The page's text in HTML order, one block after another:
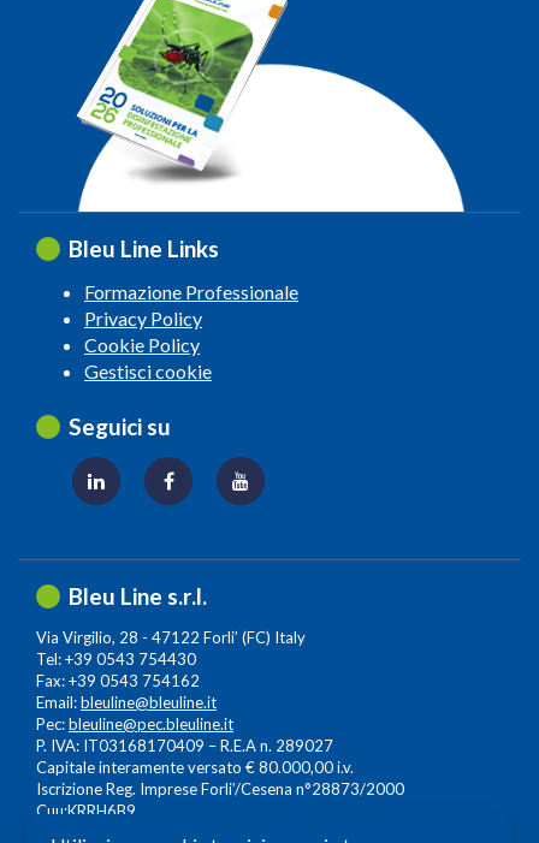
Bleu Line Links
Formazione Professionale
Privacy Policy
Cookie Policy
Gestisci cookie
Seguici su
Bleu Line s.r.l.
Via Virgilio, 28 - 47122 Forli’ (FC) Italy
Tel: +39 0543 754430
Fax: +39 0543 754162
Email:bleuline@bleuline.it
Pec:bleuline@pec.bleuline.it
P. IVA: IT03168170409 – R.E.A n. 289027
Capitale interamente versato € 80.000,00 i.v.
Iscrizione Reg. Imprese Forli’/Cesena n°28873/2000
Cuu:KRRH6B9